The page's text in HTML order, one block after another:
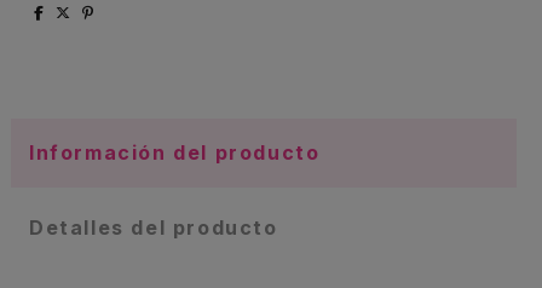
Información del producto
Detalles del producto